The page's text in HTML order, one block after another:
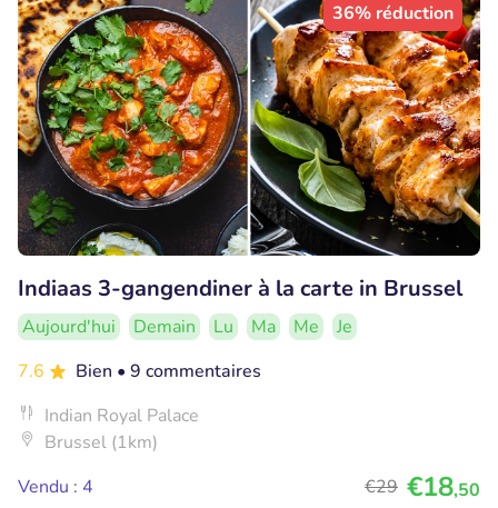
36% réduction
Indiaas 3-gangendiner à la carte in Brussel
Aujourd'hui Demain Lu Ma Me
Je
7.6
Bien • 9 commentaires
Indian Royal Palace
Brussel (1km)
Vendu : 4
€29 €18,50